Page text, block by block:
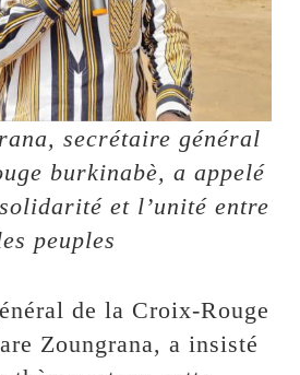
secrétaire général
burkinabè, a appelé
et l’unité entre
peuples
de la Croix-Rouge
Zoungrana, a insisté